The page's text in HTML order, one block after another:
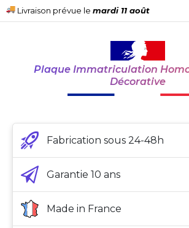
Livraison prévue le mardi 11 août
Plaque Immatriculation
Décorative
Fabrication sous 24-48h
Garantie 10 ans
Made in France